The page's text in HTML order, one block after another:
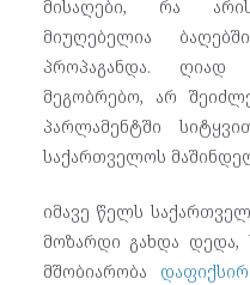
მისაღები, რა
მიუღებელია
პროპაგანდა. ღიად
მეგობრებო, არ
პარლამენტში
საქართველოს
იმავე წელს
მოზარდი გახდა
მშობიარობა